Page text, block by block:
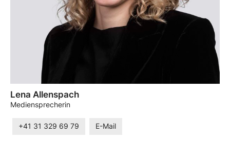
Lena Allenspach
Mediensprecherin
+41 31 329 69 79 E-Mail